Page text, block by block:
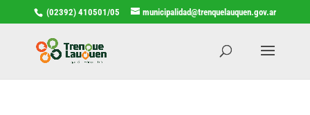
(02392) 410501/05 municipalidad@trenquelauquen.gov.ar